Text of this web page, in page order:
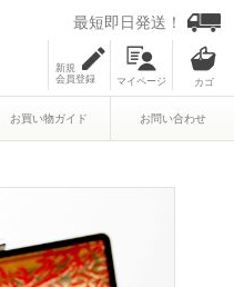
最短即日発送！
新規
会員登録
マイページ
お買い物ガイド お問い合わせ